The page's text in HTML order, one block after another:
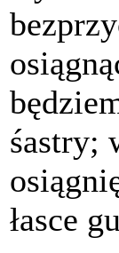
śastry;
łasce